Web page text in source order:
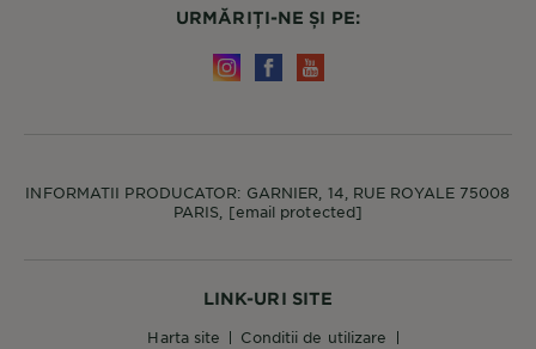
LINK-URI SITE
harta site conditii de utilizare
URMĂRIȚI-NE ȘI PE:
INFORMATII PRODUCATOR: GARNIER, 14, RUE ROYALE 75008
PARIS, [email protected]